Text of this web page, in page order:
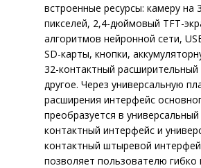
встроенные ресурсы: камеру на
пикселей, 2,4-дюймовый TFT-
алгоритмов нейронной сети,
SD-карты, кнопки,
32-контактный
другое. Через универсальную
расширения интерфейс
преобразуется в универсальный
контактный интерфейс и
контактный штыревой
позволяет пользователю гибко